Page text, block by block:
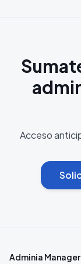
Acceso
Adminia Manager